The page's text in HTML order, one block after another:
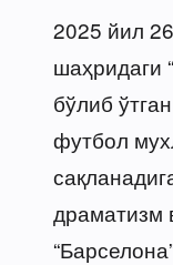
2025 йил
шаҳридаги
бўлиб
футбол
драматизм